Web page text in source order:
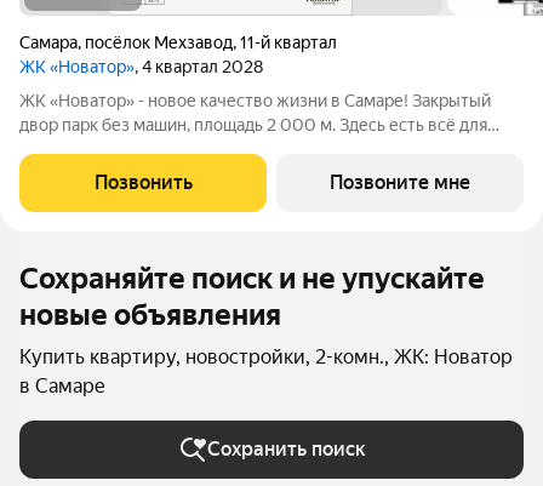
Самара, посёлок Мехзавод,11-й квартал
ЖК «Новатор», 4 квартал 2028
ЖК «Новатор» - новое качество жизни в Самаре! Закрытый
двор парк без машин, площадь 2 000 м. Здесь есть всё для
спортивные зоны ландшафтное озеленение Безопасность на
высшем уровне: система
Позвонить Позвоните мне
Сохраняйте поиск и не упускайте
новые объявления
Купить квартиру, новостройки, 2-комн., ЖК: Новатор
в Самаре
Сохранить поиск